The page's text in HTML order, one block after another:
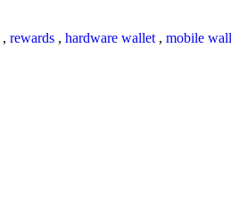
, rewards , hardware wallet , mobile